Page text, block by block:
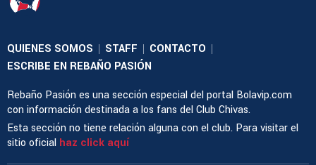
QUIENES SOMOS | STAFF | CONTACTO |
ESCRIBE EN REBAÑO PASIÓN
Rebaño Pasión es una sección especial del portal Bolavip.com
con información destinada a los fans del Club Chivas.
Esta sección no tiene relación alguna con el club. Para visitar el
sitio oficial haz click aquí